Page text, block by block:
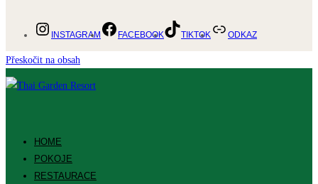
INSTAGRAM FACEBOOK TIKTOK ODKAZ
Přeskočit na obsah
HOME
POKOJE
RESTAURACE